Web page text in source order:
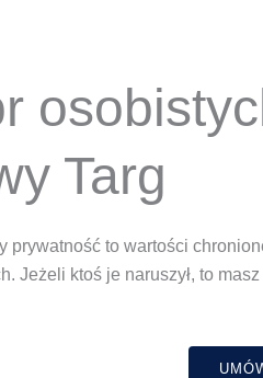
Targ
prywatność to wartości
Jeżeli ktoś je naruszył, to